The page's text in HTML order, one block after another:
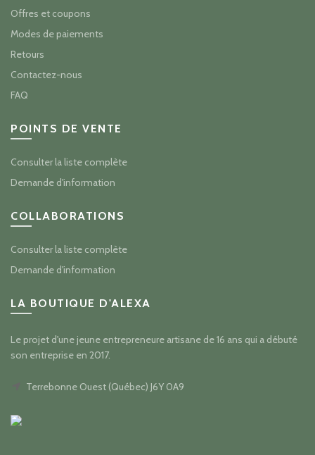
Offres et coupons
Modes de paiements
Retours
Contactez-nous
FAQ
POINTS DE VENTE
Consulter la liste complète
Demande d'information
COLLABORATIONS
Consulter la liste complète
Demande d'information
LA BOUTIQUE D'ALEXA
Le projet d'une jeune entrepreneure artisane de 16 ans qui a débuté
son entreprise en 2017.
Terrebonne Ouest (Québec) J6Y 0A9